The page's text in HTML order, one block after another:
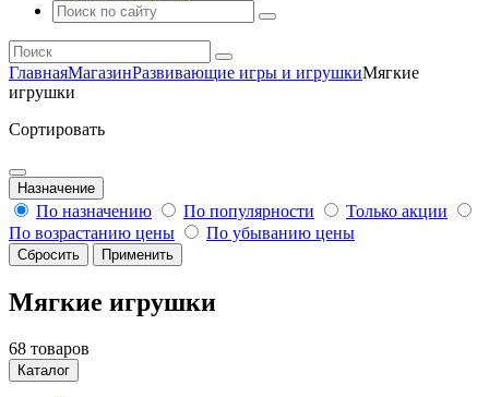
ГлавнаяМагазинРазвивающие игры и игрушкиМягкие
игрушки
Сортировать
Назначение
По назначению По популярности
Только акции
По возрастанию цены
По убыванию цены
Сбросить Применить
Мягкие игрушки
68 товаров
Каталог